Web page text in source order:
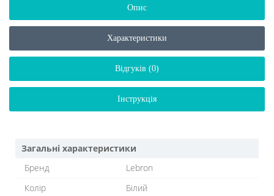
Опис
Характеристики
Відгуків (0)
Інструкція
Загальні характеристики
Бренд
Lebron
Колір
Білий